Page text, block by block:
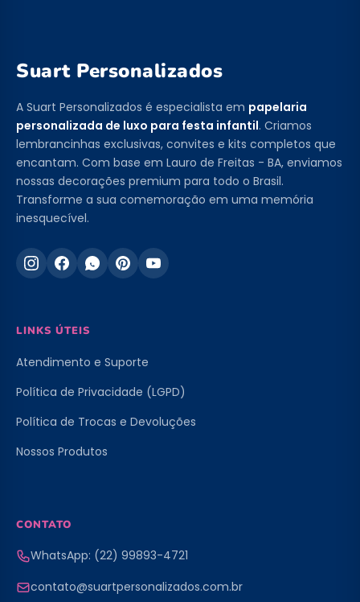
Suart Personalizados
A Suart Personalizados é especialista em papelaria
personalizada de luxo para festa infantil. Criamos
lembrancinhas exclusivas, convites e kits completos que
encantam. Com base em Lauro de Freitas - BA, enviamos
nossas decorações premium para todo o Brasil.
Transforme a sua comemoração em uma memória
inesquecível.
LINKS ÚTEIS
Atendimento e Suporte
Política de Privacidade (LGPD)
Política de Trocas e Devoluções
Nossos Produtos
CONTATO
WhatsApp: (22) 99893-4721
contato@suartpersonalizados.com.br